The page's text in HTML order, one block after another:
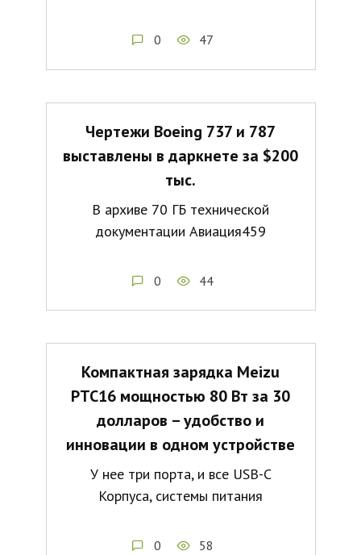
0 47
Чертежи Boeing 737 и 787
выставлены в даркнете за $200
тыс.
В архиве 70 ГБ технической
документации Авиация459
0 44
Компактная зарядка Meizu
PTC16 мощностью 80 Вт за 30
долларов – удобство и
инновации в одном устройстве
У нее три порта, и все USB-C
Корпуса, системы питания
0 58